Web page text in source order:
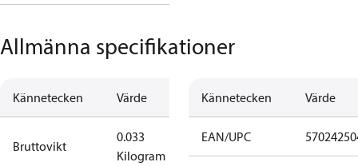
Allmänna specifikationer
Kännetecken Värde
Bruttovikt
0.033
Kilogram
Kännetecken Värde
EAN/UPC